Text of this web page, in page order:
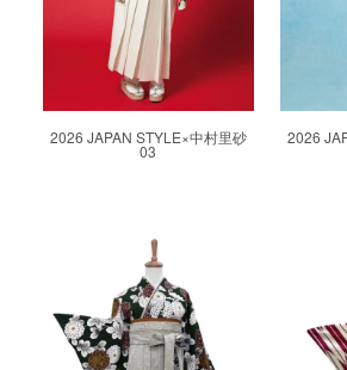
2026 JAPAN STYLE×中村里砂
03
2026